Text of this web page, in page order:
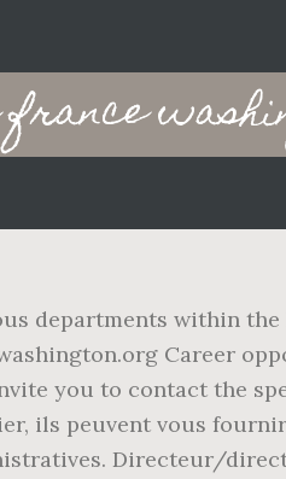
departments within
Career
you to contact the
ils peuvent vous
Directeur/